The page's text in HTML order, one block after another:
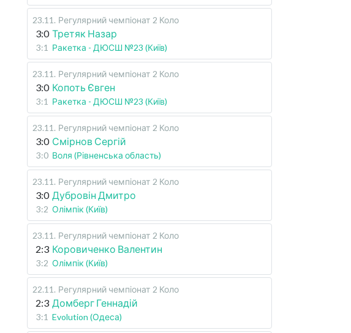
23.11 . Регулярний чемпіонат 2 Коло
3:0 Третяк Назар
3:1 Ракетка - ДЮСШ №23 (Київ)
23.11 . Регулярний чемпіонат 2 Коло
3:0 Копоть Євген
3:1 Ракетка - ДЮСШ №23 (Київ)
23.11 . Регулярний чемпіонат 2 Коло
3:0 Смірнов Сергій
3:0 Воля (Рівненська область)
23.11 . Регулярний чемпіонат 2 Коло
3:0 Дубровін Дмитро
3:2 Олімпік (Київ)
23.11 . Регулярний чемпіонат 2 Коло
2:3 Коровиченко Валентин
3:2 Олімпік (Київ)
22.11 . Регулярний чемпіонат 2 Коло
2:3 Домберг Геннадій
3:1 Evolution (Одеса)